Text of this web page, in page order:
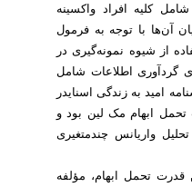
کلیه افراد
واکسینه
آنها با توجه به فرمول
از شیوه نمونهگیری در
گردآوری اطلاعات شامل
امید به زندگی اسنایدر
ابهام مک لین بود و
واریانس چندمتغیری
تحمل ابهام، مؤلفه